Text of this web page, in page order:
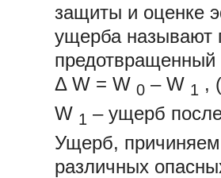
защиты и оценке
ущерба называют
Δ W = W 0 – W 1 ,
W 1 – ущерб
Ущерб,
различных